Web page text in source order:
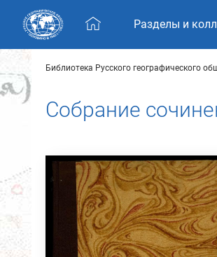
Skip navigation
Разделы и
Библиотека Русского географического
Собрание